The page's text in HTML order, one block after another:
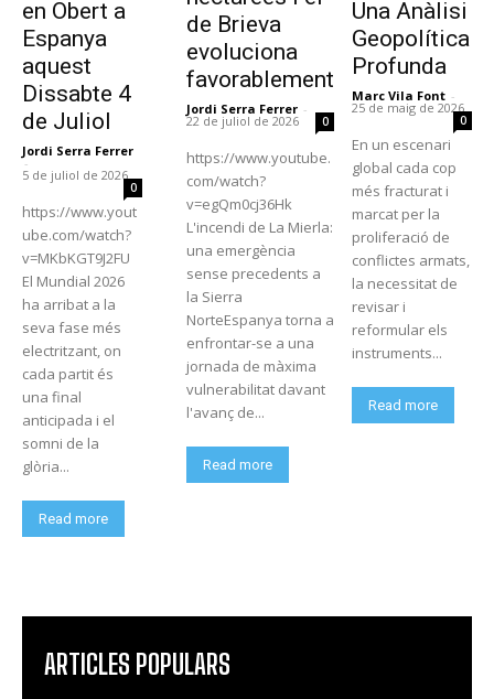
en Obert a
Espanya
aquest
Dissabte 4
de Juliol
Jordi Serra Ferrer
-
5 de juliol de 2026
0
https://www.yout
ube.com/watch?
v=MKbKGT9J2FU
El Mundial 2026
ha arribat a la
seva fase més
electritzant, on
cada partit és
una final
anticipada i el
somni de la
glòria...
Read more
de Brieva
evoluciona
favorablement
Jordi Serra Ferrer -
22 de juliol de 2026 0
https://www.youtube.
com/watch?
v=egQm0cj36Hk
L'incendi de La Mierla:
una emergència
sense precedents a
la Sierra
NorteEspanya torna a
enfrontar-se a una
jornada de màxima
vulnerabilitat davant
l'avanç de...
Read more
Una Anàlisi
Geopolítica
Profunda
Marc Vila Font -
25 de maig de 2026
0
En un escenari
global cada cop
més fracturat i
marcat per la
proliferació de
conflictes armats,
la necessitat de
revisar i
reformular els
instruments...
Read more
ARTICLES POPULARS